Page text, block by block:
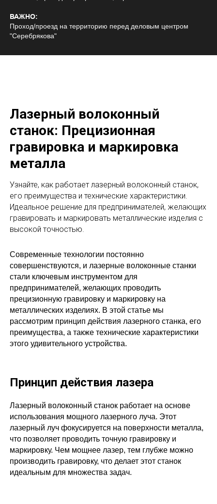
ВАЖНО:
Проход/проезд на территорию перед деловым центром
"Серебрякова"
Лазерный волоконный
станок: Прецизионная
гравировка и маркировка
металла
Узнайте, как работает лазерный волоконный станок,
его преимущества и технические характеристики.
Идеальное решение для предпринимателей, желающих
гравировать и маркировать металлические изделия с
высокой точностью.
Современные технологии постоянно
совершенствуются, и лазерные волоконные станки
стали ключевым инструментом для
предпринимателей, желающих проводить
прецизионную гравировку и маркировку на
металлических изделиях. В этой статье мы
рассмотрим принцип действия лазерного станка, его
преимущества, а также технические характеристики
этого удивительного устройства.
Принцип действия лазера
Лазерный волоконный станок работает на основе
использования мощного лазерного луча. Этот
лазерный луч фокусируется на поверхности металла,
что позволяет проводить точную гравировку и
маркировку. Чем мощнее лазер, тем глубже можно
производить гравировку, что делает этот станок
идеальным для множества задач.